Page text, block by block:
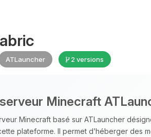
ATLauncher 2 versions
Minecraft
Minecraft basé sur ATLauncher
plateforme. Il permet d’héberger des